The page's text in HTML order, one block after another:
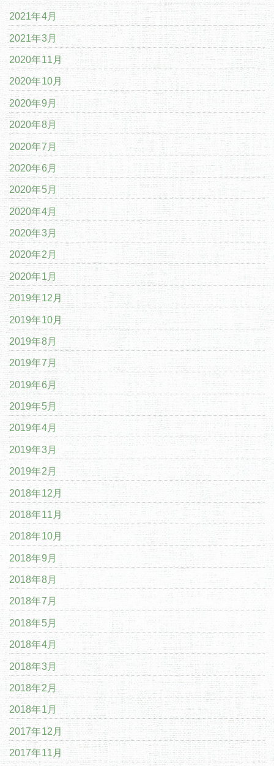
2021年4月
2021年3月
2020年11月
2020年10月
2020年9月
2020年8月
2020年7月
2020年6月
2020年5月
2020年4月
2020年3月
2020年2月
2020年1月
2019年12月
2019年10月
2019年8月
2019年7月
2019年6月
2019年5月
2019年4月
2019年3月
2019年2月
2018年12月
2018年11月
2018年10月
2018年9月
2018年8月
2018年7月
2018年5月
2018年4月
2018年3月
2018年2月
2018年1月
2017年12月
2017年11月